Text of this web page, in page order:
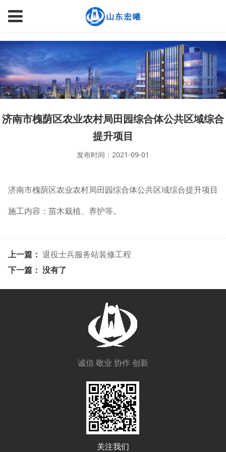
济南市槐荫区农业农村局田园综合体公共区域综合
提升项目
发布时间：2021-09-01
济南市槐荫区农业农村局田园综合体公共区域综合提升项目
施工内容：苗木栽植、养护等。
上一篇： 退役士兵服务站装修工程
下一篇： 没有了
诚信 敬业 协作 创新
关注我们